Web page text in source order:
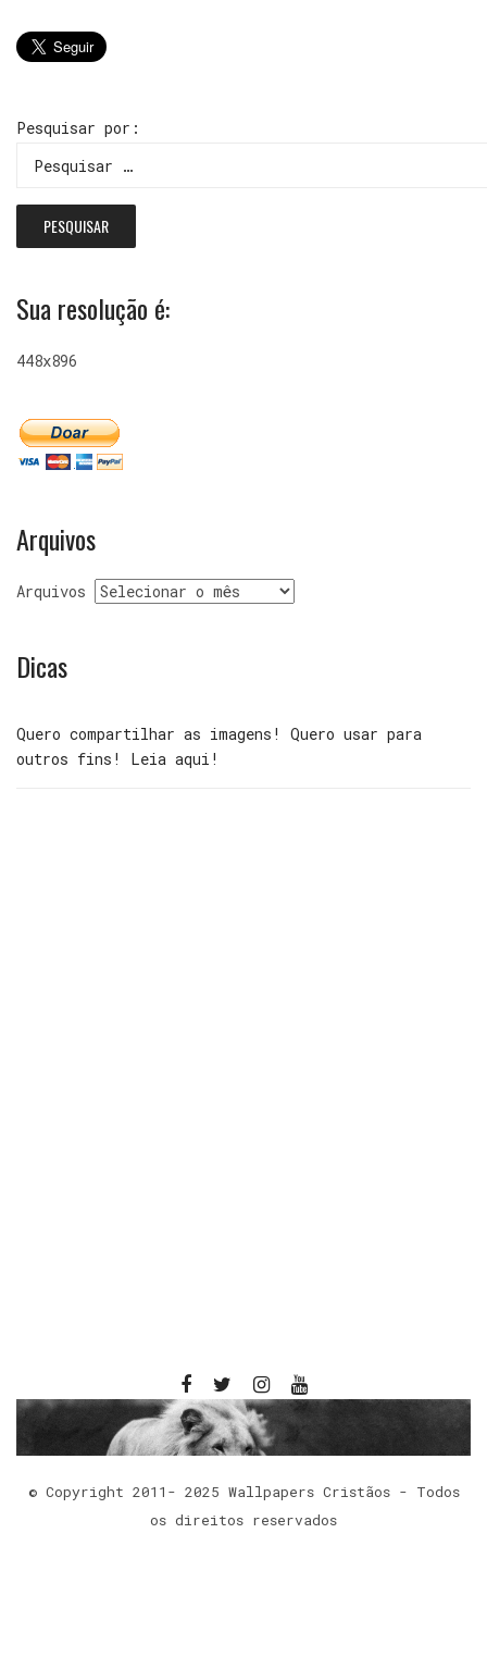
Pesquisar por:
Sua resolução é:
448x896
Arquivos
Arquivos
Dicas
Quero compartilhar as imagens! Quero usar para
outros fins! Leia aqui!
© Copyright 2011- 2025 Wallpapers Cristãos - Todos
os direitos reservados